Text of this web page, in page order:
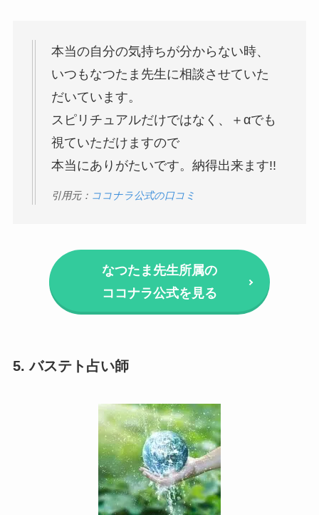
本当の自分の気持ちが分からない時、
いつもなつたま先生に相談させていた
だいています。
スピリチュアルだけではなく、＋αでも
視ていただけますので
本当にありがたいです。納得出来ます!!
引用元： ココナラ公式の口コミ
なつたま先生所属の
ココナラ公式を見る
5. バステト占い師